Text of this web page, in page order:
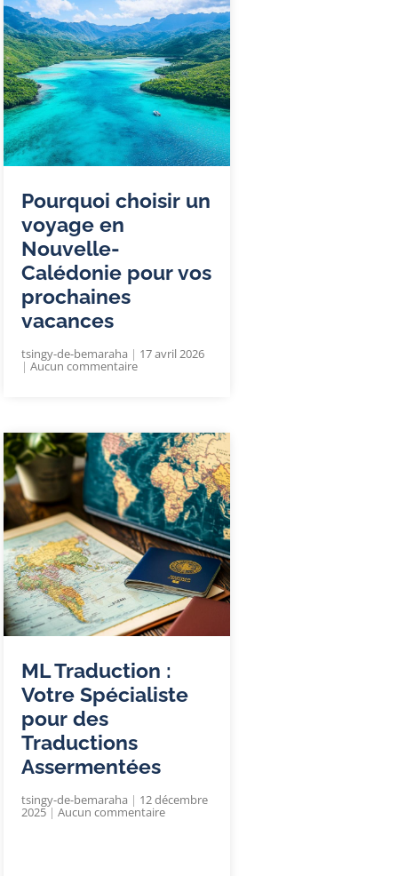
Pourquoi choisir un
voyage en
Nouvelle-
Calédonie pour vos
prochaines
vacances
tsingy-de-bemaraha 17 avril 2026
Aucun commentaire
ML Traduction :
Votre Spécialiste
pour des
Traductions
Assermentées
tsingy-de-bemaraha 12 décembre
2025 Aucun commentaire